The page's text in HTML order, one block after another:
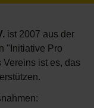
ist 2007 aus der
"Initiative Pro
ist es, das